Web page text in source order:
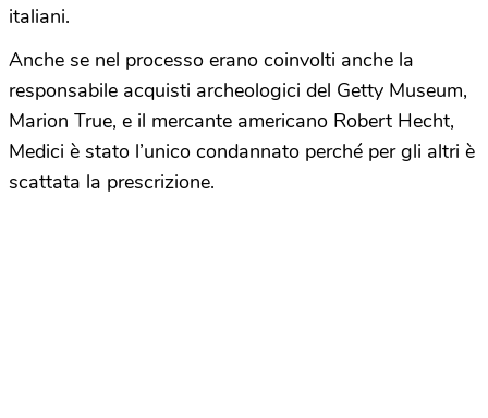
italiani.
Anche se nel processo erano coinvolti anche la
responsabile acquisti archeologici del Getty Museum,
Marion True, e il mercante americano Robert Hecht,
Medici è stato l’unico condannato perché per gli altri è
scattata la prescrizione.